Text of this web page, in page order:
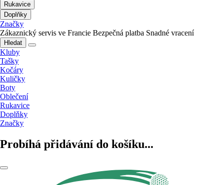
Rukavice
Doplňky
Značky
Zákaznický servis ve Francie Bezpečná platba Snadné vracení
Hledat
Kluby
Tašky
Kočáry
Kuličky
Boty
Oblečení
Rukavice
Doplňky
Značky
Probíhá přidávání do košíku...